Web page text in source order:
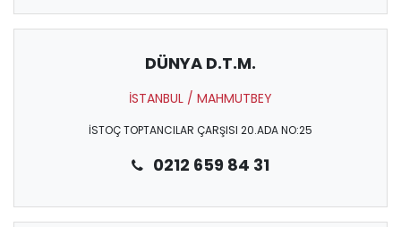
DÜNYA D.T.M.
İSTANBUL / MAHMUTBEY
İSTOÇ TOPTANCILAR ÇARŞISI 20.ADA NO:25
0212 659 84 31